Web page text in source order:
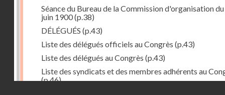
Séance du Bureau de la Commission d'organisation
juin 1900(p.38)
DÉLÉGUÉS (p.43)
Liste des délégués officiels au Congrès (p.43)
Liste des délégués au Congrès (p.43)
Liste des syndicats et des membres adhérents au
(p.46)